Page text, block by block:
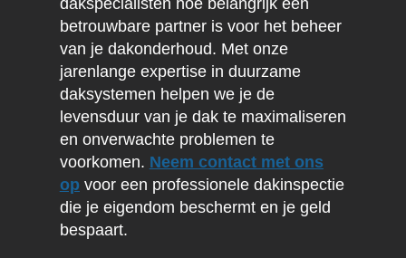
dakspecialisten hoe belangrijk een
betrouwbare partner is voor het beheer
van je dakonderhoud. Met onze
jarenlange expertise in duurzame
daksystemen helpen we je de
levensduur van je dak te maximaliseren
en onverwachte problemen te
voorkomen. Neem contact met ons
opvoor een professionele dakinspectie
die je eigendom beschermt en je geld
bespaart.